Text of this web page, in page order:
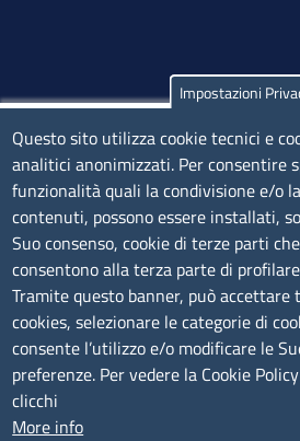
Olbia
Via Nanni 43 - 07026 Olbia
Tel. 0789 66122 | 0789 69580
mail:ufficio.olbia@ss.camcom.it
lunedì al venerdì: 9,00 - 12,00;
- 17,00
CONTATTI
Camera di Commercio, Industria,
Agricoltura di Sassari
Impostazioni
Questo sito utilizza cookie tecnici e
analitici anonimizzati. Per consentire
funzionalità quali la condivisione e/o
contenuti, possono essere installati,
Suo consenso, cookie di terze parti che
consentono alla terza parte di
Tramite questo banner, può
cookies, selezionare le categorie di
consente l’utilizzo e/o modificare le
preferenze. Per vedere la Cookie
clicchi
More info